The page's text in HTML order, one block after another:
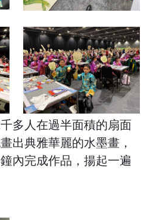
多人在過半面積的扇面
出典雅華麗的水墨畫，
內完成作品，揚起一遍